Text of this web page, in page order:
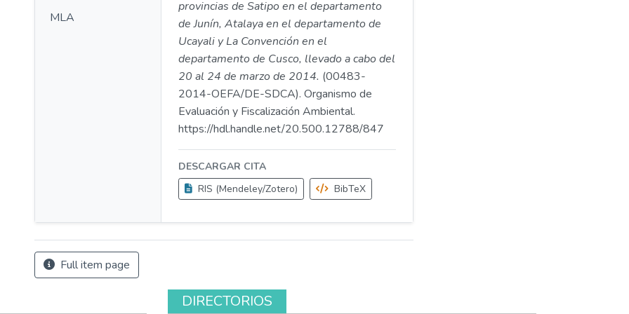
MLA
provincias de Satipo en el departamento
de Junín, Atalaya en el departamento de
Ucayali y La Convención en el
departamento de Cusco, llevado a cabo del
20 al 24 de marzo de 2014. (00483-
2014-OEFA/DE-SDCA). Organismo de
Evaluación y Fiscalización Ambiental.
https://hdl.handle.net/20.500.12788/847
DESCARGAR CITA
RIS (Mendeley/Zotero)
BibTeX
Full item page
DIRECTORIOS